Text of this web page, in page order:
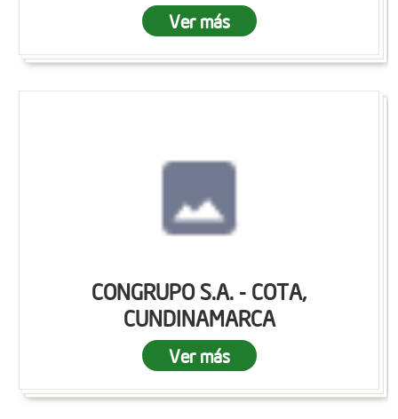
Ver más
CONGRUPO S.A. - COTA,
CUNDINAMARCA
Ver más